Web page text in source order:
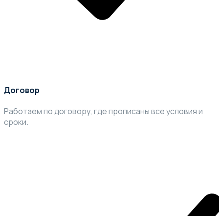
Договор
Работаем по договору, где прописаны все условия и
сроки.